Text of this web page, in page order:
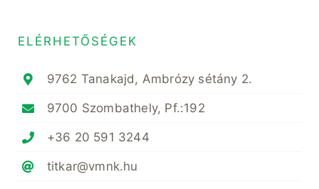
ELÉRHETŐSÉGEK
9762 Tanakajd, Ambrózy sétány 2.
9700 Szombathely, Pf.:192
+36 20 591 3244
titkar@vmnk.hu